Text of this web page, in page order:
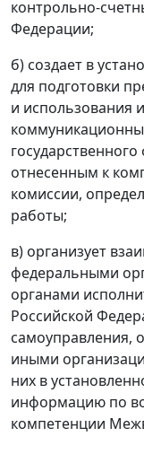
контрольно-
Федерации;
б) создает в
для подготовки
и использования
отнесенным к
комиссии,
работы;
в) организует
федеральными
органами
Российской
самоуправления,
иными
них в
информацию по
компетенции